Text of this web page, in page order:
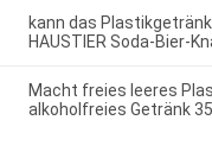
kann das
HAUSTIER Soda-Bier-
Macht freies leeres
alkoholfreies Getränk